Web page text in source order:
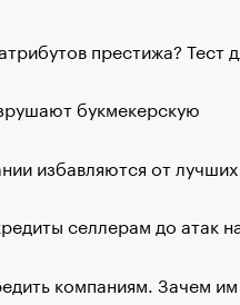
престижа? Тест
букмекерскую
избавляются от лучших
селлерам до атак
компаниям. Зачем